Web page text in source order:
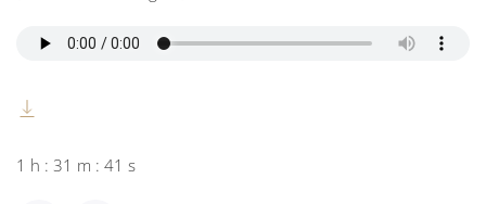
1 h : 31 m : 41 s